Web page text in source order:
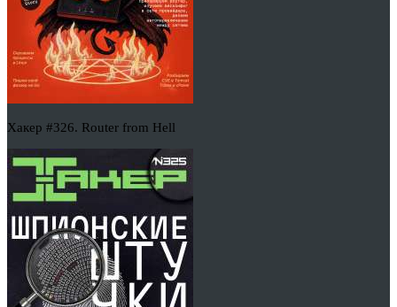
Хакер #326. Router from Hell